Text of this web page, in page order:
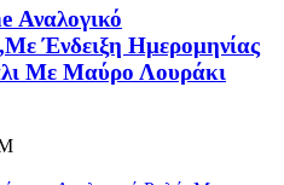
Αναλογικό
Ένδειξη Ημερομηνίας
Με Μαύρο Λουράκι